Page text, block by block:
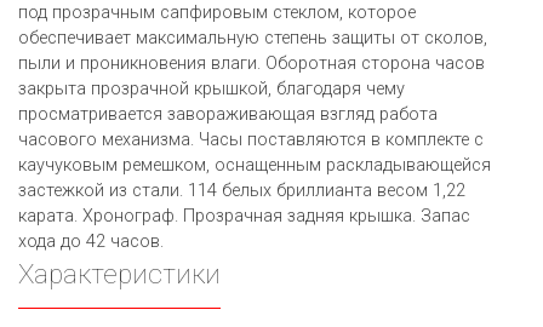
под прозрачным сапфировым стеклом, которое
обеспечивает максимальную степень защиты от сколов,
пыли и проникновения влаги. Оборотная сторона часов
закрыта прозрачной крышкой, благодаря чему
просматривается завораживающая взгляд работа
часового механизма. Часы поставляются в комплекте с
каучуковым ремешком, оснащенным раскладывающейся
застежкой из стали. 114 белых бриллианта весом 1,22
каратa. Хронограф. Прозрачная задняя крышка. Запас
хода до 42 часов.
Характеристики